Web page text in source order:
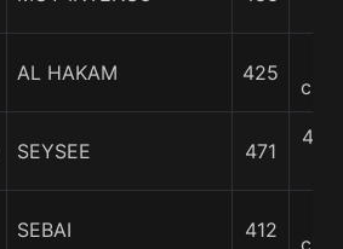
AL HAKAM 425
SEYSEE 471
4 1/
SEBAI 412